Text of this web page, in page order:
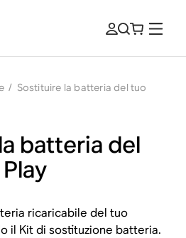
/ Sostituire la batteria del tuo
batteria del
ricaricabile del tuo
il Kit di sostituzione batteria.